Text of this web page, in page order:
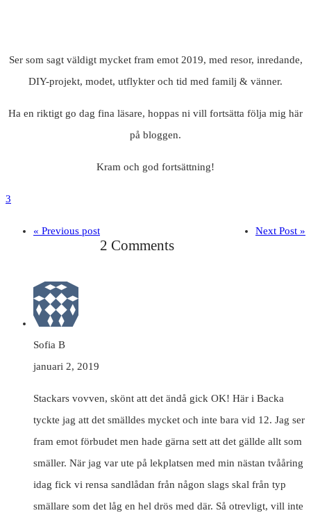
Ser som sagt väldigt mycket fram emot 2019, med resor, inredande,
DIY-projekt, modet, utflykter och tid med familj & vänner.
Ha en riktigt go dag fina läsare, hoppas ni vill fortsätta följa mig här
på bloggen.
Kram och god fortsättning!
3
« Previous post Next Post »
2 Comments
Sofia B
januari 2, 2019
Stackars vovven, skönt att det ändå gick OK! Här i Backa
tyckte jag att det smälldes mycket och inte bara vid 12. Jag ser
fram emot förbudet men hade gärna sett att det gällde allt som
smäller. När jag var ute på lekplatsen med min nästan tvååring
idag fick vi rensa sandlådan från någon slags skal från typ
smällare som det låg en hel drös med där. Så otrevligt, vill inte